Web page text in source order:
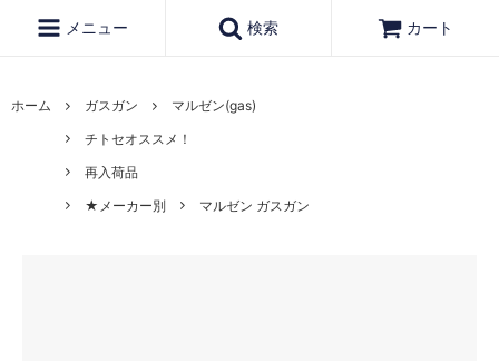
メニュー 検索 カート
ホーム ガスガン
マルゼン(gas)
チトセオススメ！
再入荷品
★メーカー別
マルゼン ガスガン